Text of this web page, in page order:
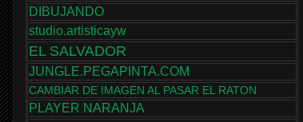
DIBUJANDO
studio.artisticayw
EL SALVADOR
JUNGLE.PEGAPINTA.COM
CAMBIAR DE IMAGEN AL PASAR EL RATON
PLAYER NARANJA